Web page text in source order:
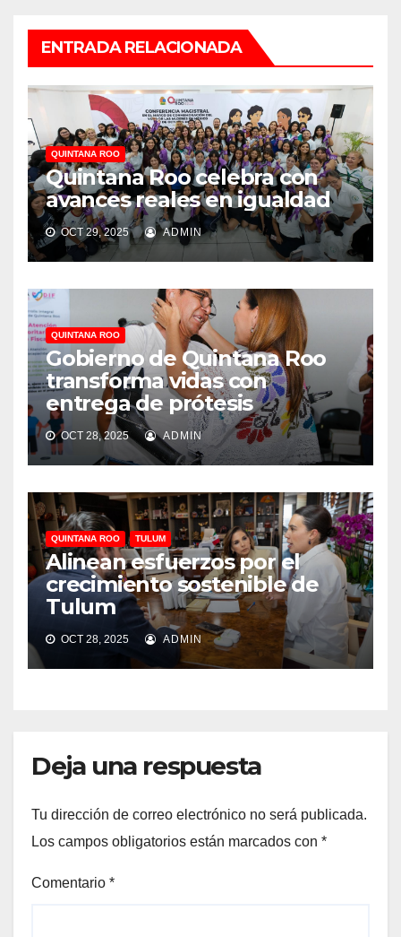
ENTRADA RELACIONADA
QUINTANA ROO
Quintana Roo celebra con
avances reales en igualdad
OCT 29, 2025 ADMIN
QUINTANA ROO
Gobierno de Quintana Roo
transforma vidas con
entrega de prótesis
OCT 28, 2025 ADMIN
QUINTANA ROO TULUM
Alinean esfuerzos por el
crecimiento sostenible de
Tulum
OCT 28, 2025 ADMIN
Deja una respuesta
Tu dirección de correo electrónico no será publicada.
Los campos obligatorios están marcados con *
Comentario *